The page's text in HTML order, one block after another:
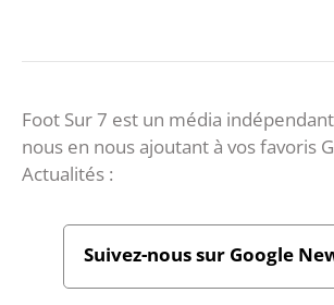
Foot Sur 7 est un média
nous en nous ajoutant à vos favoris
Actualités :
Suivez-nous sur Google